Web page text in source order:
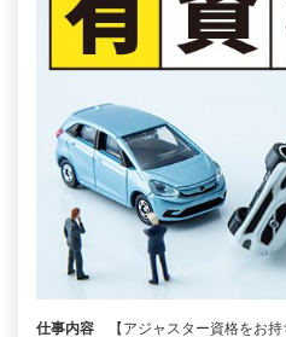
仕事内容 【アジャスター資格をお